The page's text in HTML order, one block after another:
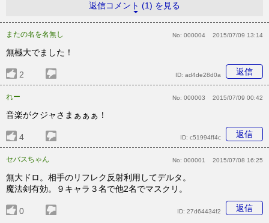
返信コメント (1) を見る
またの名を名無し No: 000004 2015/07/09 13:14
無極大でました！
2 返信
ID: ad4de28d0a
れー No: 000003 2015/07/09 00:42
音楽がクジャさまぁぁぁ！
4 返信
ID: c51994ff4c
セバスちゃん No: 000001 2015/07/08 16:25
無大ドロ。相手のリフレク反射利用してデルタ。
魔法剣有効。９キャラ３名で他2名でマスクリ。
0 返信
ID: 27d64434f2